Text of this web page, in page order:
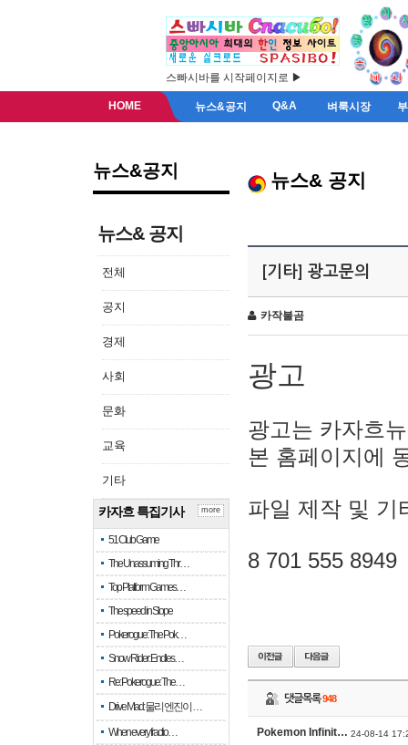
스빠시바를 시작페이지로 ▶
HOME 뉴스&공지 Q&A 벼룩시장
뉴스&공지
뉴스& 공지
전체
공지
경제
사회
문화
교육
기타
카자흐 특집기사
51 Club Game
The Unassuming Thr…
Top Platform Games…
The speed in Slope
Pokerogue: The Pok…
Snow Rider: Endles…
Re: Pokerogue: The…
Drive Mad: 물리 엔진이 …
When every fractio…
more
뉴스& 공지
[기타] 광고문의
카작불곰
광고
광고는 카자흐
본 홈페이지에
파일 제작 및 기
8 701 555 8949
댓글목록948
Pokemon Infinit… 24-08-14